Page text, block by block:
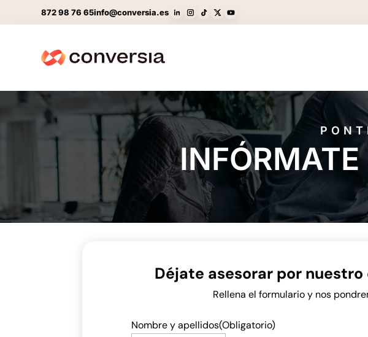
872 98 76 65info@conversia.es
Déjate asesorar por
Rellena el formulario y nos
Nombre y apellidos(Obligatorio)